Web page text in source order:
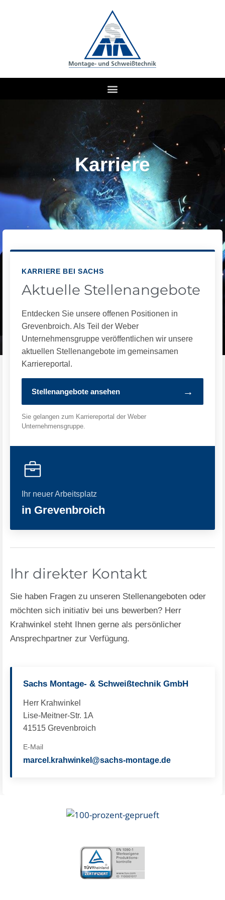
Karriere
KARRIERE BEI SACHS
Aktuelle Stellenangebote
Entdecken Sie unsere offenen Positionen in
Grevenbroich. Als Teil der Weber
Unternehmensgruppe veröffentlichen wir unsere
aktuellen Stellenangebote im gemeinsamen
Karriereportal.
Stellenangebote ansehen →
Sie gelangen zum Karriereportal der Weber
Unternehmensgruppe.
Ihr neuer Arbeitsplatz
in Grevenbroich
Ihr direkter Kontakt
Sie haben Fragen zu unseren Stellenangeboten oder
möchten sich initiativ bei uns bewerben? Herr
Krahwinkel steht Ihnen gerne als persönlicher
Ansprechpartner zur Verfügung.
Sachs Montage- & Schweißtechnik GmbH
Herr Krahwinkel
Lise-Meitner-Str. 1A
41515 Grevenbroich
E-Mail
marcel.krahwinkel@sachs-montage.de